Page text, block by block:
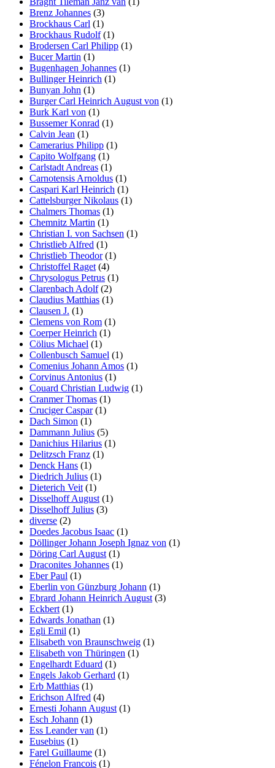
Brenz Johannes (3)
Brockhaus Carl (1)
Brockhaus Rudolf(1)
Brodersen Carl Philipp (1)
Bucer Martin (1)
Bugenhagen Johannes (1)
Bullinger Heinrich (1)
Bunyan John (1)
Burger Carl Heinrich August von (1)
Burk Karl von (1)
Bussemer Konrad (1)
Calvin Jean (1)
Camerarius Philipp (1)
Capito Wolfgang (1)
Carlstadt Andreas (1)
Carnotensis Arnoldus (1)
Caspari Karl Heinrich (1)
Cattelsburger Nikolaus (1)
Chalmers Thomas (1)
Chemnitz Martin (1)
Christian I. von Sachsen (1)
Christlieb Alfred (1)
Christlieb Theodor(1)
Christoffel Raget (4)
Chrysologus Petrus (1)
Clarenbach Adolf(2)
Claudius Matthias (1)
Clausen J. (1)
Clemens von Rom (1)
Coerper Heinrich (1)
Cölius Michael (1)
Collenbusch Samuel (1)
Comenius Johann Amos (1)
Corvinus Antonius (1)
Couard Christian Ludwig (1)
Cranmer Thomas (1)
Cruciger Caspar(1)
Dach Simon (1)
Dammann Julius (5)
Danichius Hilarius (1)
Delitzsch Franz (1)
Denck Hans (1)
Diedrich Julius (1)
Dieterich Veit (1)
Disselhoff August (1)
Disselhoff Julius (3)
diverse (2)
Doedes Jacobus Isaac (1)
Döllinger Johann Joseph Ignaz von (1)
Döring Carl August (1)
Draconites Johannes (1)
Eber Paul (1)
Eberlin von Günzburg Johann (1)
Ebrard Johann Heinrich August (3)
Eckbert (1)
Edwards Jonathan (1)
Egli Emil (1)
Elisabeth von Braunschweig (1)
Elisabeth von Thüringen (1)
Engelhardt Eduard (1)
Engels Jakob Gerhard (1)
Erb Matthias (1)
Erichson Alfred (4)
Ernesti Johann August (1)
Esch Johann (1)
Ess Leander van (1)
Eusebius (1)
Farel Guillaume (1)
Fénelon Francois (1)